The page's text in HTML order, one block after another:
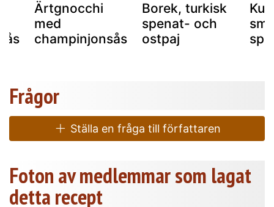
Ärtgnocchi
med
champinjonsås
Borek, turkisk
spenat- och
ostpaj
Frågor
Ställa en fråga till författaren
Foton av medlemmar som lagat
detta recept